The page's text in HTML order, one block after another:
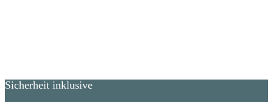
Sicherheit inklusive